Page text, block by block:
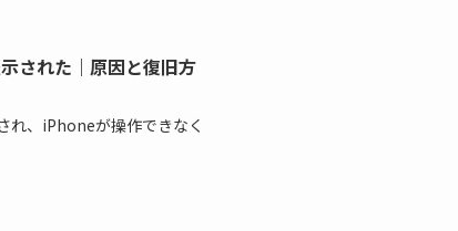
された｜原因と復旧方
れ、iPhoneが操作できなく